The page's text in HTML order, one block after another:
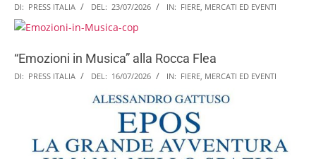
DI: PRESS ITALIA DEL: 23/07/2026 IN: FIERE, MERCATI ED EVENTI
“Emozioni in Musica” alla Rocca Flea
DI: PRESS ITALIA DEL: 16/07/2026 IN: FIERE, MERCATI ED EVENTI